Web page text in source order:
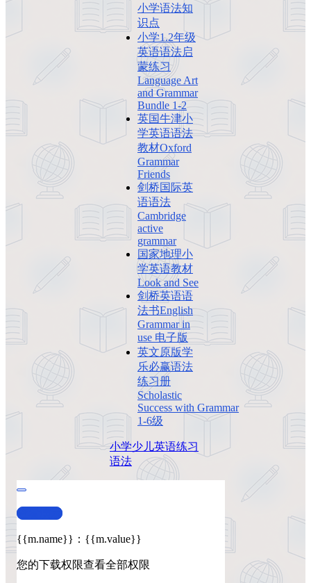
小学语法知
识点
小学1.2年级
英语语法启
蒙练习
Language Art
and Grammar
Bundle 1-2
英国牛津小
学英语语法
教材Oxford
Grammar
Friends
剑桥国际英
语语法
Cambridge
active
grammar
国家地理小
学英语教材
Look and See
剑桥英语语
法书English
Grammar in
use 电子版
英文原版学
乐必赢语法
练习册
Scholastic
Success with Grammar
1-6级
小学少儿英语练习
语法
查看演示
{{m.name}} ： {{m.value}}
您的下载权限查看全部权限